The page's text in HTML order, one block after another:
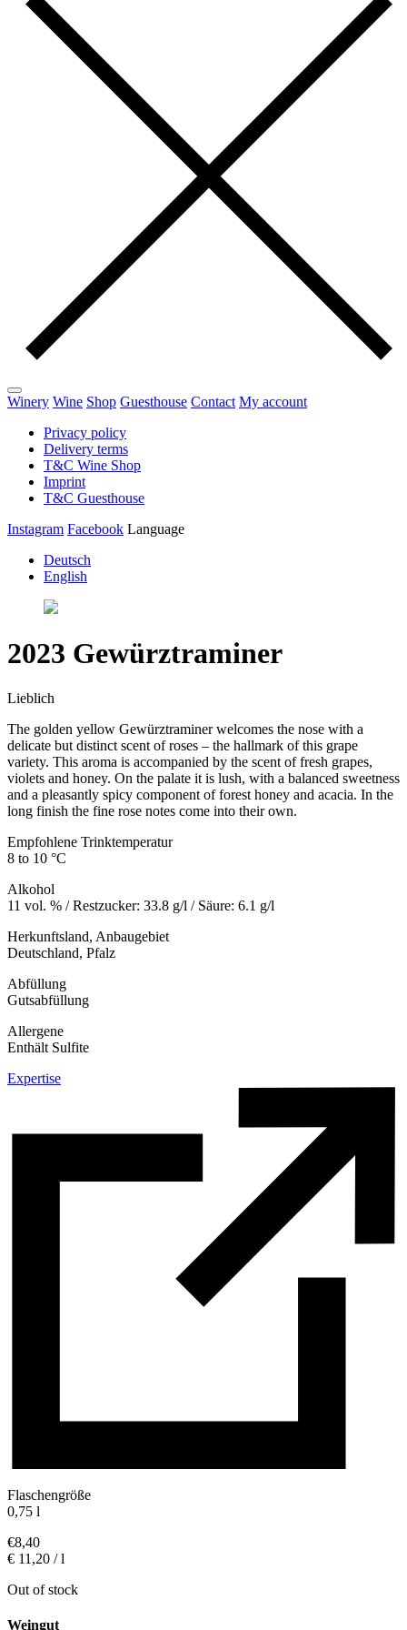
Winery Wine Shop Guesthouse Contact My account
Privacy policy
Delivery terms
T&C Wine Shop
Imprint
T&C Guesthouse
Instagram Facebook Language
Deutsch
English
2023 Gewürztraminer
Lieblich
The golden yellow Gewürztraminer welcomes the nose with a
delicate but distinct scent of roses – the hallmark of this grape
variety. This aroma is accompanied by the scent of fresh grapes,
violets and honey. On the palate it is lush, with a balanced sweetness
and a pleasantly spicy component of forest honey and acacia. In the
long finish the fine rose notes come into their own.
Empfohlene Trinktemperatur
8 to 10 °C
Alkohol
11 vol. % / Restzucker: 33.8 g/l / Säure: 6.1 g/l
Herkunftsland, Anbaugebiet
Deutschland, Pfalz
Abfüllung
Gutsabfüllung
Allergene
Enthält Sulfite
Expertise
Flaschengröße
0,75 l
€8,40
€ 11,20 / l
Out of stock
Weingut